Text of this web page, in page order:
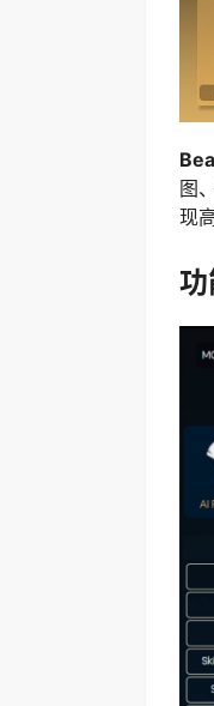
图
现